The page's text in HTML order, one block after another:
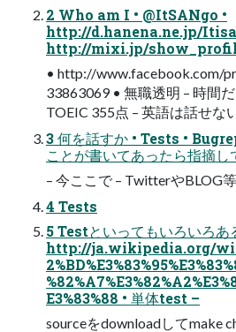
2 Who am I • @ItSANgo •
http://d.hanena.ne.jp/
http://mixi.jp/
• http://www.facebook.com/
33863069 • 無職透明 – 時間
TOEIC 355点 – 英語は話せな
3 何を話すか • Tests •
ことが書いてあったら指摘
– 今ここで – TwitterやBLOG
4 Tests
5 Testといってもいろいろあ
http://ja.wikipedia.org/
E3%83%88 • 単体test –
sourceをdownloadしてmake